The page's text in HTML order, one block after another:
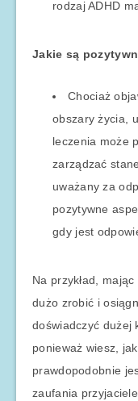
rodzaj ADHD
Jakie są
Chociaż
obszary życia,
leczenia może
zarządzać
uważany za
pozytywne
gdy jest
Na przykład,
dużo zrobić i
doświadczyć dużej
ponieważ wiesz,
prawdopodobnie
zaufania